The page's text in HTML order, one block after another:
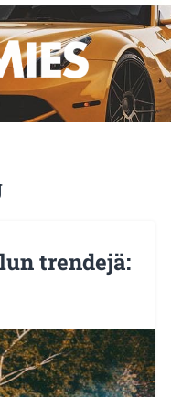
trendejä: